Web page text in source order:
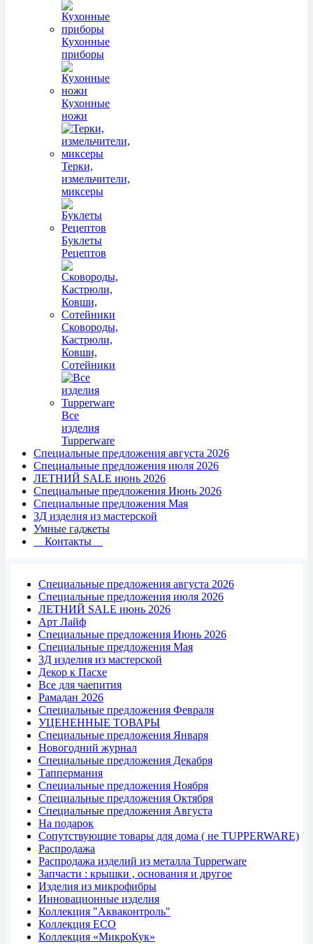
Кухонные
приборы
Кухонные
ножи
Терки,
измельчители,
миксеры
Буклеты
Рецептов
Сковороды,
Кастрюли,
Ковши,
Сотейники
Все
изделия
Tupperware
Специальные предложения августа 2026
Специальные предложения июля 2026
ЛЕТНИЙ SALE июнь 2026
Специальные предложения Июнь 2026
Специальные предложения Мая
3Д изделия из мастерской
Умные гаджеты
Контакты
Специальные предложения августа 2026
Специальные предложения июля 2026
ЛЕТНИЙ SALE июнь 2026
Арт Лайф
Специальные предложения Июнь 2026
Специальные предложения Мая
3Д изделия из мастерской
Декор к Пасхе
Все для чаепития
Рамадан 2026
Специальные предложения Февраля
УЦЕНЕННЫЕ ТОВАРЫ
Специальные предложения Января
Новогодний журнал
Специальные предложения Декабря
Таппермания
Специальные предложения Ноября
Специальные предложения Октября
Специальные предложения Августа
На подарок
Сопутствующие товары для дома ( не TUPPERWARE)
Распродажа
Распродажа изделий из металла Tupperware
Запчасти : крышки , основания и другое
Изделия из микрофибры
Инновационные изделия
Коллекция "Акваконтроль"
Коллекция ECO
Коллекция «МикроКук»